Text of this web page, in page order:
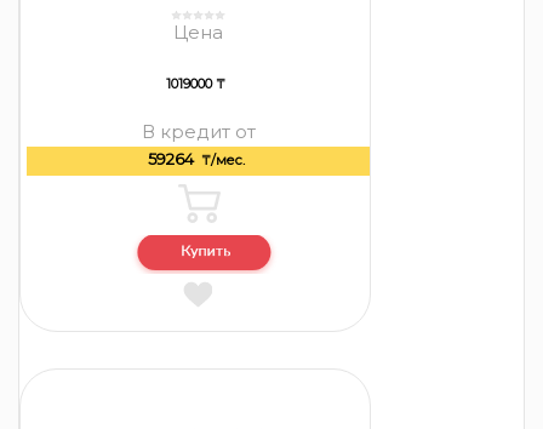
Цена
1019000 ₸
В кредит от
59264 ₸/мес.